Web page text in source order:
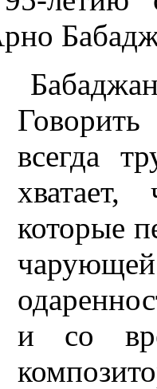
всегда
которые
и со